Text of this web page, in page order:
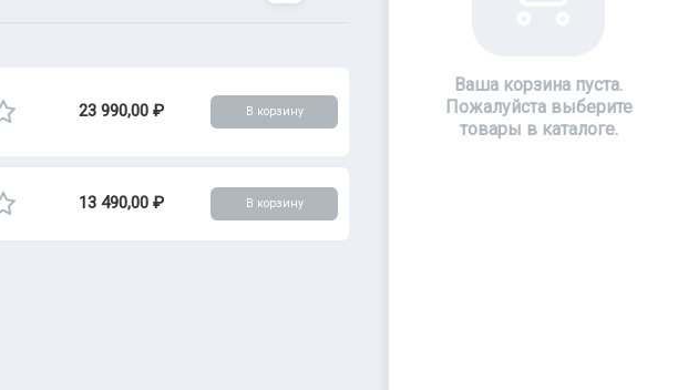
Ваша корзина пуста.
Пожалуйста выберите
товары в каталоге.
23 990,00 ₽ В корзину
13 490,00 ₽ В корзину